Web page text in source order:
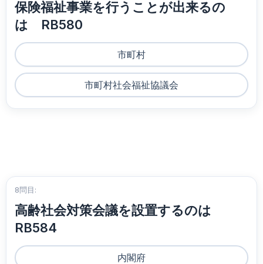
保険福祉事業を行うことが出来るの
は RB580
市町村
市町村社会福祉協議会
8問目:
高齢社会対策会議を設置するのは
RB584
内閣府